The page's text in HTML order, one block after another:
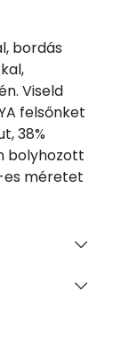
bordás
Viseld
felsőnket
38%
bolyhozott
es méretet